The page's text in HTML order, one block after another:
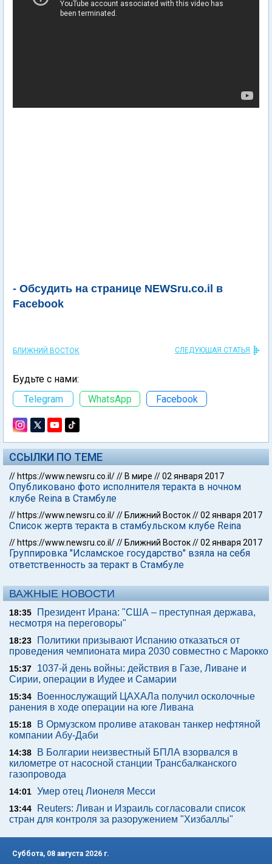
- Обсудить на странице NEWSru.co.il в
Facebook
БЛИЖНИЙ ВОСТОК СЛЕДУЮЩАЯ СТАТЬЯ
Будьте с нами:
Telegram
WhatsApp Facebook
ССЫЛКИ ПО ТЕМЕ
// https://www.newsru.co.il/// В мире //02 января 2017
Опубликовано фото исполнителя теракта в ночном
клубе Reina в Стамбуле
// https://www.newsru.co.il/// Ближний Восток//02 января 2017
Список жертв теракта в стамбульском клубе Reina
// https://www.newsru.co.il/// Ближний Восток//02 января 2017
Группировка "Исламское государство" взяла на себя
ответственность за теракт в Стамбуле
ВАЖНЫЕ НОВОСТИ
18:35
Президент Ирана: "США – преступная держава,
несмотря на переговоры"
18:23
Политики призывают Испанию отказаться от
проведения чемпионата мира 2030 совместно с Марокко
15:37
1037-й день войны: действия в Газе, Ливане и
Сирии, операции в Иудее и Самарии
15:34
Военнослужащий ЦАХАЛа получил осколочные
ранения в ходе операции на юге Ливана
15:18
В Ормузском проливе атакован танкер нефтяной
компании Абу-Даби
14:38
В Болгарии неизвестный БПЛА взорвался в
километре от насосной станции Трансбалканского
газопровода
14:01 Умер отец Лионеля Месси
13:44
Reuters: Ливан и Израиль согласовали список
стран для контроля за разоружением "Хизбаллы"
Суббота, 08 августа 2026 г.